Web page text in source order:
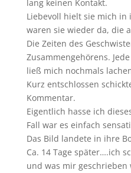
lang keinen Kontakt.
Liebevoll hielt sie mich
waren sie wieder da, die
Die Zeiten des
Zusammengehörens.
ließ mich nochmals
Kurz entschlossen
Kommentar.
Eigentlich hasse ich
Fall war es einfach
Das Bild landete in ihre
Ca. 14 Tage später….ich
und was mir